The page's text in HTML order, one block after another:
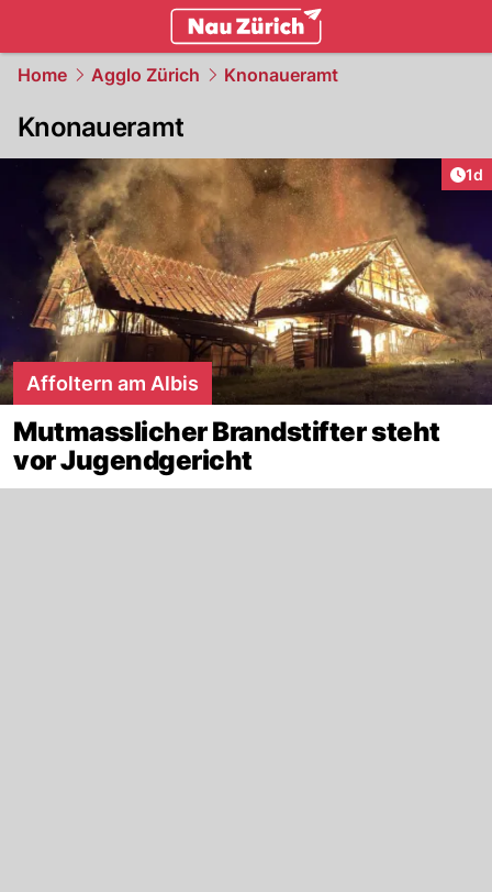
Home Agglo Zürich Knonaueramt
Knonaueramt
1d
Affoltern am Albis
Mutmasslicher Brandstifter steht
vor Jugendgericht